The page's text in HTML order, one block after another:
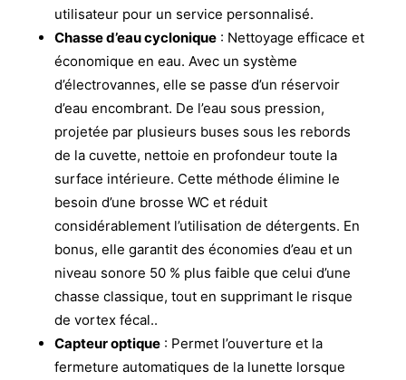
utilisateur pour un service personnalisé.
Chasse d’eau cyclonique: Nettoyage efficace et
économique en eau. Avec un système
d’électrovannes, elle se passe d’un réservoir
d’eau encombrant. De l’eau sous pression,
projetée par plusieurs buses sous les rebords
de la cuvette, nettoie en profondeur toute la
surface intérieure. Cette méthode élimine le
besoin d’une brosse WC et réduit
considérablement l’utilisation de détergents. En
bonus, elle garantit des économies d’eau et un
niveau sonore 50 % plus faible que celui d’une
chasse classique, tout en supprimant le risque
de vortex fécal..
Capteur optique: Permet l’ouverture et la
fermeture automatiques de la lunette lorsque